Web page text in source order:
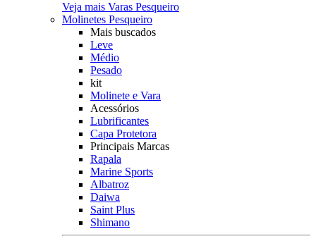
Veja mais Varas Pesqueiro
Molinetes Pesqueiro
Mais buscados
Leve
Médio
Pesado
kit
Molinete e Vara
Acessórios
Lubrificantes
Capa Protetora
Principais Marcas
Rapala
Marine Sports
Albatroz
Daiwa
Saint Plus
Shimano